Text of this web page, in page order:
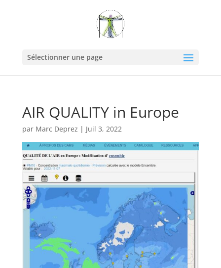
Sélectionner une page
AIR QUALITY in Europe
par Marc Deprez | Juil 3, 2022